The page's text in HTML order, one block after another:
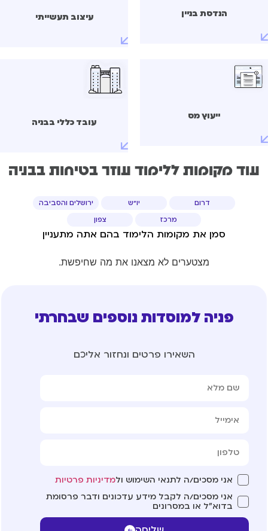
הנדסת בניין עיצוב תעשייתי
ייעוץ מס
עובד כללי בבניה
עוד מקומות ללימוד עוזר בטיחות בבניה
דרום יו"ש
ירושלים והסביבה
מרכז
צפון
סמן את מקומות הלימוד בהם אתה מתעניין
מצטערים לא מצאנו את מה שחיפשת.
פניה למוסדות נוספים שבחרתי
השאירו פרטים ונחזור אליכם
אני מסכים/ה לתנאי השימוש ולמדיניות פרטיות
אני מסכים/ה לקבל מידע עדכונים ודבר פרסומת
בדוא"ל או במסרונים